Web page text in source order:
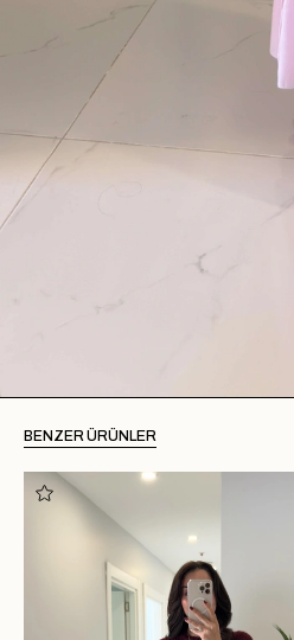
BENZER ÜRÜNLER